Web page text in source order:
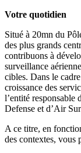
Votre quotidien
Situé à 20mn du
des plus grands
contribuons à
surveillance
cibles. Dans le
croissance des
l’entité responsable
Defense et d’Air
A ce titre, en
des contextes, vous